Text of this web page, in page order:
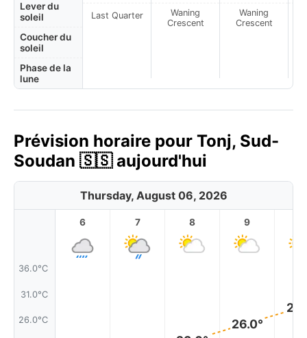
Lever du
soleil
Coucher du
soleil
Phase de la
lune
Last Quarter
Waning
Crescent
Waning
Crescent
Prévision horaire pour Tonj, Sud-
Soudan 🇸🇸 aujourd'hui
Thursday, August 06, 2026
36.0°C
31.0°C
26.0°C
6 7 8 9
26.0°